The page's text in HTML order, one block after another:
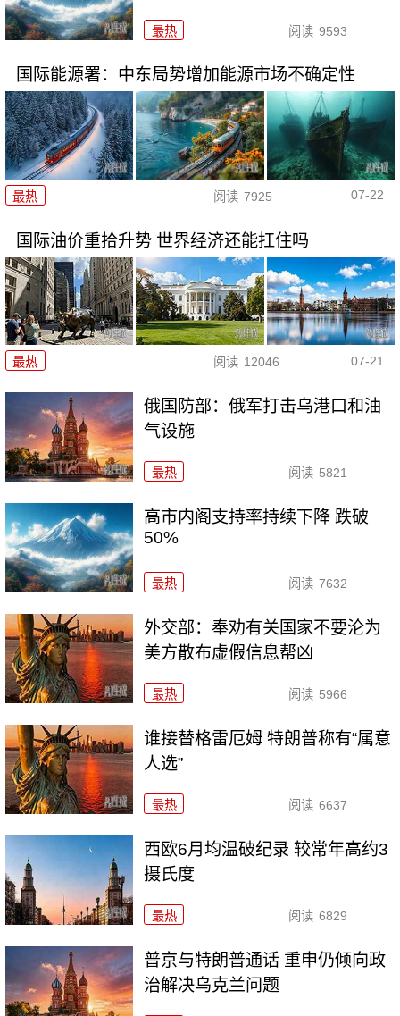
最热 阅读 9593
国际能源署：中东局势增加能源市场不确定性
最热 阅读 7925 07-22
国际油价重拾升势 世界经济还能扛住吗
最热 阅读 12046 07-21
俄国防部：俄军打击乌港口和油
气设施
最热 阅读 5821
高市内阁支持率持续下降 跌破
50%
最热 阅读 7632
外交部：奉劝有关国家不要沦为
美方散布虚假信息帮凶
最热 阅读 5966
谁接替格雷厄姆 特朗普称有“属意
人选”
最热 阅读 6637
西欧6月均温破纪录 较常年高约3
摄氏度
最热 阅读 6829
普京与特朗普通话 重申仍倾向政
治解决乌克兰问题